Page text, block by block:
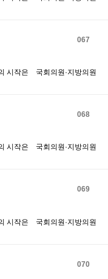
067
시작은 국회의원·지방의원
068
시작은 국회의원·지방의원
069
시작은 국회의원·지방의원
070